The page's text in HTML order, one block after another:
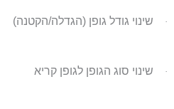
· שינוי גודל גופן (הגדלה/הקטנה)
· שינוי סוג הגופן לגופן קריא